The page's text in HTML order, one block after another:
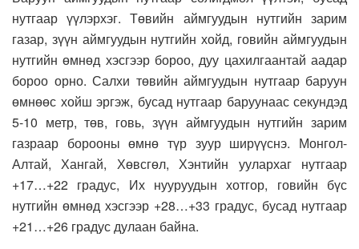
нутгаар үүлэрхэг. Төвийн аймгуудын нутгийн зарим
газар, зүүн аймгуудын нутгийн хойд, говийн аймгуудын
нутгийн өмнөд хэсгээр бороо, дуу цахилгаантай аадар
бороо орно. Салхи төвийн аймгуудын нутгаар баруун
өмнөөс хойш эргэж, бусад нутгаар баруунаас секундэд
5-10 метр, төв, говь, зүүн аймгуудын нутгийн зарим
газраар борооны өмнө түр зуур ширүүснэ. Монгол-
Алтай, Хангай, Хөвсгөл, Хэнтийн уулархаг нутгаар
+17…+22 градус, Их нууруудын хотгор, говийн бүс
нутгийн өмнөд хэсгээр +28…+33 градус, бусад нутгаар
+21…+26 градус дулаан байна.